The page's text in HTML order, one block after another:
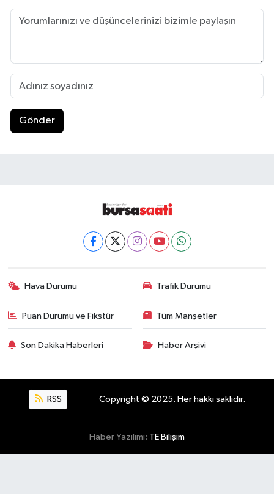
Gönder
Hava Durumu Trafik Durumu
Puan Durumu ve Fikstür Tüm Manşetler
Son Dakika Haberleri Haber Arşivi
RSS Copyright © 2025. Her hakkı saklıdır.
Haber Yazılımı: TE Bilişim